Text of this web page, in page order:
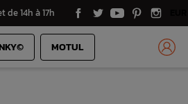
14h à 17h
MOTUL